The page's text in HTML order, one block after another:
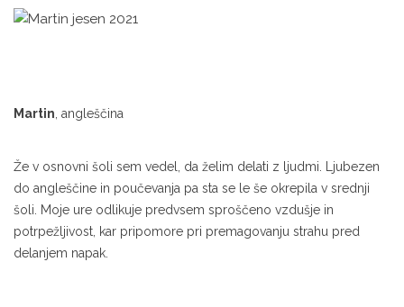
Martin , angleščina
Že v osnovni šoli sem vedel, da želim delati z ljudmi. Ljubezen
do angleščine in poučevanja pa sta se le še okrepila v srednji
šoli. Moje ure odlikuje predvsem sproščeno vzdušje in
potrpežljivost, kar pripomore pri premagovanju strahu pred
delanjem napak.